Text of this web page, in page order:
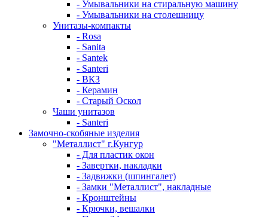
- Умывальники на стиральную машину
- Умывальники на столешницу
Унитазы-компакты
- Rosa
- Sanita
- Santek
- Santeri
- ВКЗ
- Керамин
- Старый Оскол
Чаши унитазов
- Santeri
Замочно-скобяные изделия
"Металлист" г.Кунгур
- Для пластик окон
- Завертки, накладки
- Задвижки (шпингалет)
- Замки "Металлист", накладные
- Кронштейны
- Крючки, вешалки